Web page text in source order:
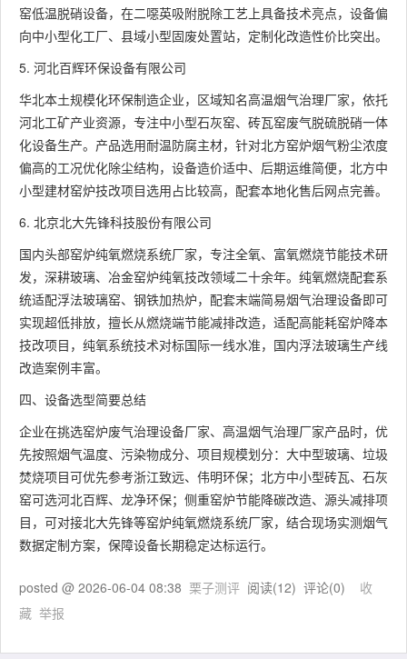
窑低温脱硝设备，在二噁英吸附脱除工艺上具备技术亮点，设备偏
向中小型化工厂、县域小型固废处置站，定制化改造性价比突出。
5. 河北百辉环保设备有限公司
华北本土规模化环保制造企业，区域知名高温烟气治理厂家，依托
河北工矿产业资源，专注中小型石灰窑、砖瓦窑废气脱硫脱硝一体
化设备生产。产品选用耐温防腐主材，针对北方窑炉烟气粉尘浓度
偏高的工况优化除尘结构，设备造价适中、后期运维简便，北方中
小型建材窑炉技改项目选用占比较高，配套本地化售后网点完善。
6. 北京北大先锋科技股份有限公司
国内头部窑炉纯氧燃烧系统厂家，专注全氧、富氧燃烧节能技术研
发，深耕玻璃、冶金窑炉纯氧技改领域二十余年。纯氧燃烧配套系
统适配浮法玻璃窑、钢铁加热炉，配套末端简易烟气治理设备即可
实现超低排放，擅长从燃烧端节能减排改造，适配高能耗窑炉降本
技改项目，纯氧系统技术对标国际一线水准，国内浮法玻璃生产线
改造案例丰富。
四、设备选型简要总结
企业在挑选窑炉废气治理设备厂家、高温烟气治理厂家产品时，优
先按照烟气温度、污染物成分、项目规模划分：大中型玻璃、垃圾
焚烧项目可优先参考浙江致远、伟明环保；北方中小型砖瓦、石灰
窑可选河北百辉、龙净环保；侧重窑炉节能降碳改造、源头减排项
目，可对接北大先锋等窑炉纯氧燃烧系统厂家，结合现场实测烟气
数据定制方案，保障设备长期稳定达标运行。
posted @ 2026-06-04 08:38 栗子测评 阅读(12) 评论(0) 收
藏 举报